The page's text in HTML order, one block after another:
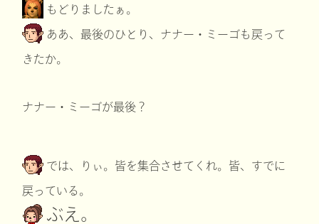
もどりましたぁ。
ああ、最後のひとり、ナナー・ミーゴも戻って
きたか。
ナナー・ミーゴが最後？
では、りぃ。皆を集合させてくれ。皆、すでに
戻っている。
ぶえ。